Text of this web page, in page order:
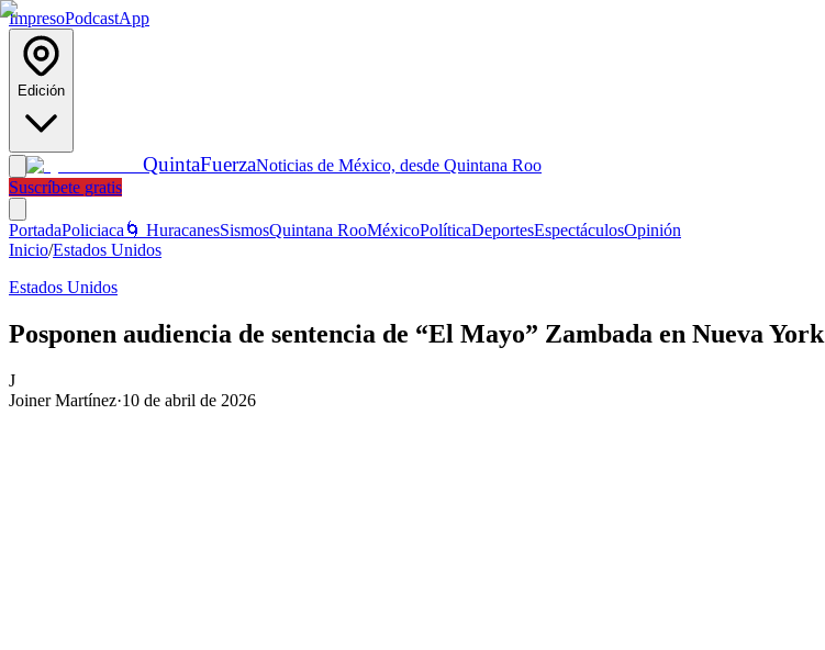
ImpresoPodcastApp
Edición
QuintaFuerzaNoticias de México, desde Quintana Roo
Suscríbete gratis
PortadaPoliciaca 🌀 HuracanesSismosQuintana RooMéxicoPolíticaDeportesEspectáculosOpinión
Inicio/Estados Unidos
Estados Unidos
Posponen audiencia de sentencia de “El Mayo” Zambada en Nueva York
J
Joiner Martínez·10 de abril de 2026